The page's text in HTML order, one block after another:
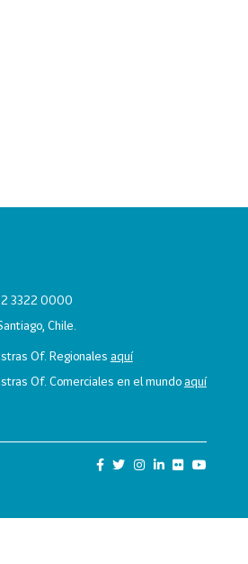
3322 0000
Chile.
Of. Regionales aquí
Of. Comerciales en el mundoaquí